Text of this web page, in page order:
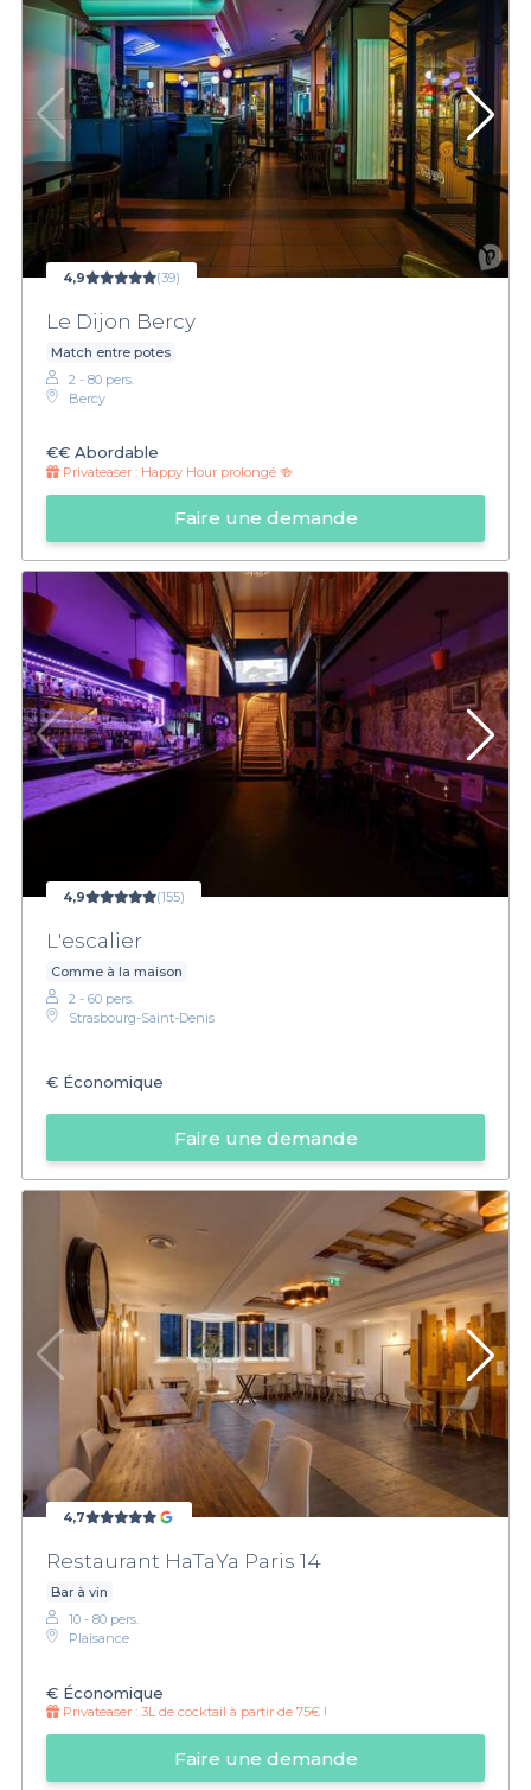
4,9 (39)
Le Dijon Bercy
Match entre potes
2 - 80 pers.
Bercy
€€ Abordable
Privateaser : Happy Hour prolongé 🍻
Faire une demande
4,9 (155)
L'escalier
Comme à la maison
2 - 60 pers.
Strasbourg-Saint-Denis
€ Économique
Faire une demande
4,7
Restaurant HaTaYa Paris 14
Bar à vin
10 - 80 pers.
Plaisance
€ Économique
Privateaser : 3L de cocktail à partir de 75€ !
Faire une demande